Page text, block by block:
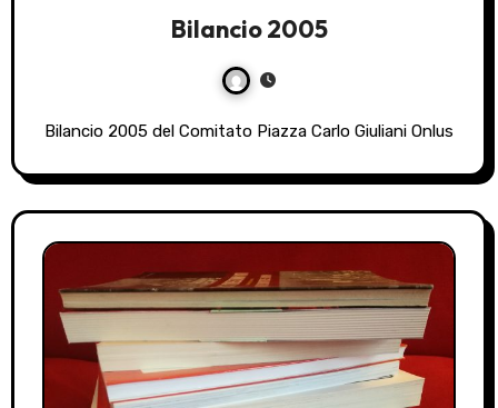
Bilancio 2005
Bilancio 2005 del Comitato Piazza Carlo Giuliani Onlus